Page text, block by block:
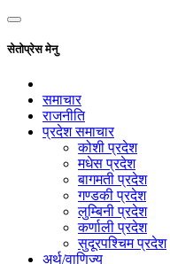
सेतोप्रेस मेनु
समाचार
राजनीति
प्रदेश समाचार
कोशी प्रदेश
मधेस प्रदेश
बागमती प्रदेश
गण्डकी प्रदेश
लुम्बिनी प्रदेश
कर्णाली प्रदेश
सुदूरपश्चिम प्रदेश
अर्थ/वाणिज्य